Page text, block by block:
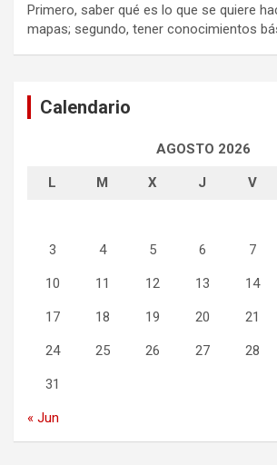
Primero, saber qué es lo que se quiere
mapas; segundo, tener conocimientos
Calendario
AGOSTO 2026
L M X J V
3 4 5 6 7
10 11 12 13 14
17 18 19 20 21
24 25 26 27 28
31
« Jun